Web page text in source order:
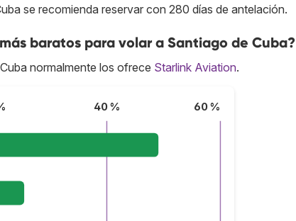
se recomienda reservar con 280 días de antelación.
baratos para volar a Santiago de Cuba?
normalmente los ofrece Starlink Aviation.
40 % 60 %